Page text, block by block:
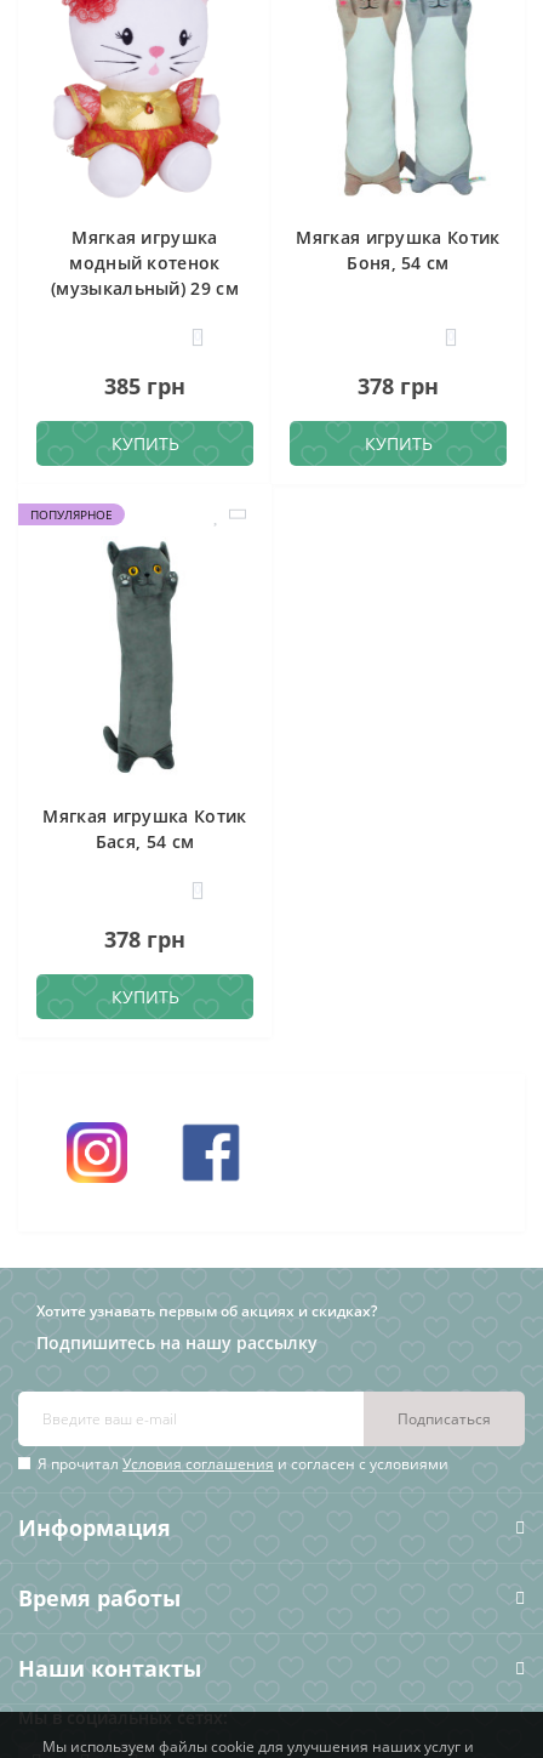
Мягкая игрушка
модный котенок
(музыкальный) 29 см
0
385 грн
КУПИТЬ
Мягкая игрушка Котик
Боня, 54 см
0
378 грн
КУПИТЬ
ПОПУЛЯРНОЕ
Мягкая игрушка Котик
Бася, 54 см
0
378 грн
КУПИТЬ
Хотите узнавать первым об акциях и скидках?
Подпишитесь на нашу рассылку
Подписаться
Я прочитал Условия соглашения и согласен с условиями
Информация
Время работы
Наши контакты
Мы в социальных сетях:
Мы используем файлы cookie для улучшения наших услуг и